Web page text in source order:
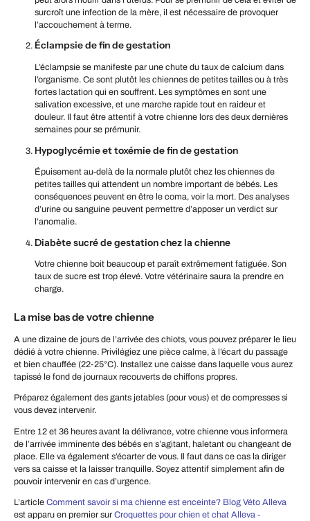
surcroît une infection de la mère, il est nécessaire de provoquer
l’accouchement à terme.
Éclampsie de fin de gestation
L’éclampsie se manifeste par une chute du taux de calcium dans
l’organisme. Ce sont plutôt les chiennes de petites tailles ou à très
fortes lactation qui en souffrent. Les symptômes en sont une
salivation excessive, et une marche rapide tout en raideur et
douleur. Il faut être attentif à votre chienne lors des deux dernières
semaines pour se prémunir.
Hypoglycémie et toxémie de fin de gestation
Épuisement au-delà de la normale plutôt chez les chiennes de
petites tailles qui attendent un nombre important de bébés. Les
conséquences peuvent en être le coma, voir la mort. Des analyses
d’urine ou sanguine peuvent permettre d’apposer un verdict sur
l’anomalie.
Diabète sucré de gestation chez la chienne
Votre chienne boit beaucoup et paraît extrêmement fatiguée. Son
taux de sucre est trop élevé. Votre vétérinaire saura la prendre en
charge.
La mise bas de votre chienne
A une dizaine de jours de l’arrivée des chiots, vous pouvez préparer le lieu
dédié à votre chienne. Privilégiez une pièce calme, à l’écart du passage
et bien chauffée (22-25°C). Installez une caisse dans laquelle vous aurez
tapissé le fond de journaux recouverts de chiffons propres.
Préparez également des gants jetables (pour vous) et de compresses si
vous devez intervenir.
Entre 12 et 36 heures avant la délivrance, votre chienne vous informera
de l’arrivée imminente des bébés en s’agitant, haletant ou changeant de
place. Elle va également s’écarter de vous. Il faut dans ce cas la diriger
vers sa caisse et la laisser tranquille. Soyez attentif simplement afin de
pouvoir intervenir en cas d’urgence.
L’article Comment savoir si ma chienne est enceinte? Blog Véto Alleva
est apparu en premier sur Croquettes pour chien et chat Alleva -